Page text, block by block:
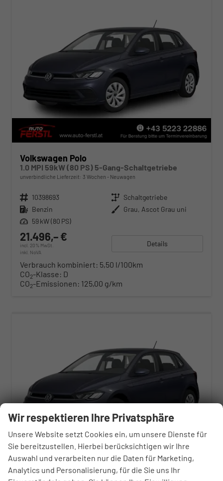
Volkswagen Polo
1.0 MPI 59kW (80 PS) 5-Gang-Schaltgetriebe
unverbindliche Lieferzeit: 3 Wochen Neuwagen
Fahrzeugnr. 10398693 Getriebe Schaltgetriebe
Kraftstoff Benzin Außenfarbe Grau, Ascot Grau uni
Leistung 59 kW (80 PS)
21.496,– €
incl. 20% MwSt.
inkl. NoVA
Details
Verbrauch kombiniert: 5,50 l/100km
CO2-Klasse: D
CO2-Emissionen: 125,00 g/km
Wir respektieren Ihre Privatsphäre
Unsere Website setzt Cookies ein, um unsere Dienste für
Sie bereitzustellen. Hierbei berücksichtigen wir Ihre
Auswahl und verarbeiten nur die Daten für Marketing,
Analytics und Personalisierung, für die Sie uns Ihr